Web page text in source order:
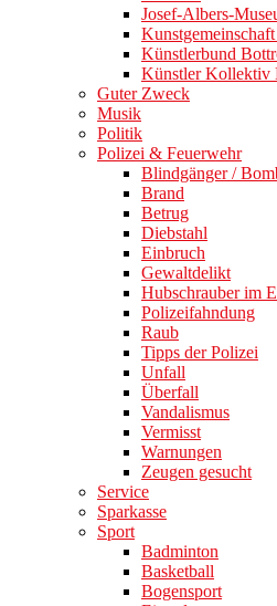
Josef-Albers-
Künstlerbund
Künstler Kollektiv
Guter Zweck
Musik
Politik
Polizei & Feuerwehr
Blindgänger /
Brand
Betrug
Diebstahl
Einbruch
Gewaltdelikt
Hubschrauber im
Polizeifahndung
Raub
Tipps der Polizei
Unfall
Überfall
Vandalismus
Vermisst
Warnungen
Zeugen gesucht
Service
Sparkasse
Sport
Badminton
Basketball
Bogensport